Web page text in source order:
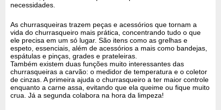
necessidades.
As churrasqueiras trazem peças e acessórios que tornam a
vida do churrasqueiro mais prática, concentrando tudo o que
ele precisa em um só lugar. São itens como as grelhas e
espeto, essenciais, além de acessórios a mais como bandejas,
espátulas e pinças, grades e prateleiras.
Também existem duas funções muito interessantes das
churrasqueiras a carvão: o medidor de temperatura e o coletor
de cinzas. A primeira ajuda o churrasqueiro a ter maior controle
enquanto a carne assa, evitando que ela queime ou fique muito
crua. Já a segunda colabora na hora da limpeza!